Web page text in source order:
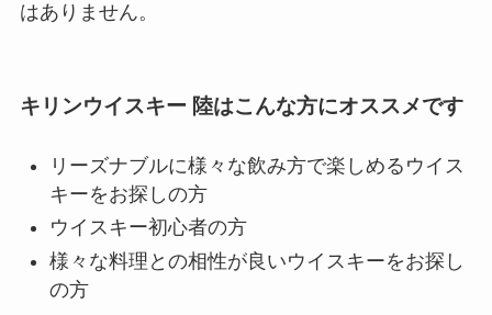
はありません。
キリンウイスキー 陸はこんな方にオススメです
リーズナブルに様々な飲み方で楽しめるウイス
キーをお探しの方
ウイスキー初心者の方
様々な料理との相性が良いウイスキーをお探し
の方